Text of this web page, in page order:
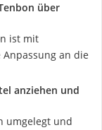
über
ist mit
an die
anziehen und
umgelegt und